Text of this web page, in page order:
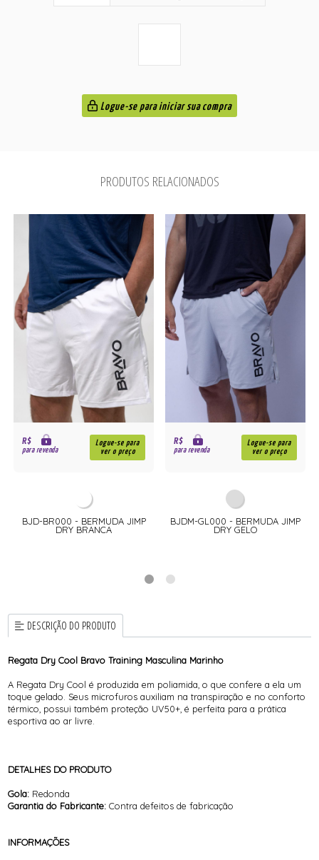
Logue-se para iniciar sua compra
PRODUTOS RELACIONADOS
R$
para revenda
Logue-se para
ver o preço
BJD-BR000 - BERMUDA JIMP
DRY BRANCA
R$
para revenda
Logue-se para
ver o preço
BJDM-GL000 - BERMUDA JIMP
DRY GELO
DESCRIÇÃO DO PRODUTO
Regata Dry Cool Bravo Training Masculina Marinho
A Regata Dry Cool é produzida em poliamida, o que confere a ela um
toque gelado. Seus microfuros auxiliam na transpiração e no conforto
térmico, possui também proteção UV50+, é perfeita para a prática
esportiva ao ar livre.
DETALHES DO PRODUTO
Gola: Redonda
Garantia do Fabricante:Contra defeitos de fabricação
INFORMAÇÕES